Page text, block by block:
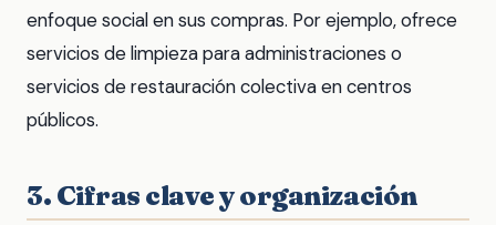
enfoque social en sus compras. Por ejemplo, ofrece
servicios de limpieza para administraciones o
servicios de restauración colectiva en centros
públicos.
3. Cifras clave y organización